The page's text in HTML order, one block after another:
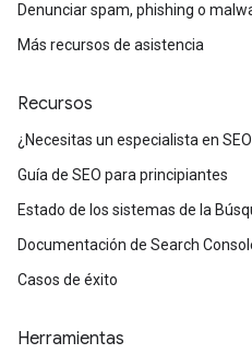
Denunciar spam, phishing o
Más recursos de asistencia
Recursos
¿Necesitas un especialista en
Guía de SEO para principiantes
Estado de los sistemas de la
Documentación de Search
Casos de éxito
Herramientas